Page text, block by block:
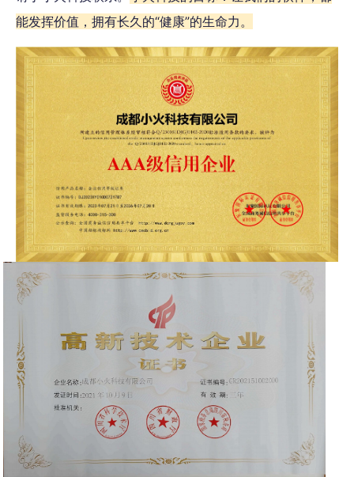
能发挥价值，拥有长久的“健康”的生命力。